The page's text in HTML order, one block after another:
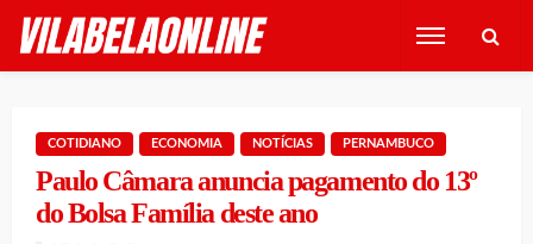
COTIDIANO ECONOMIA NOTÍCIAS PERNAMBUCO
Paulo Câmara anuncia pagamento do 13º
do Bolsa Família deste ano